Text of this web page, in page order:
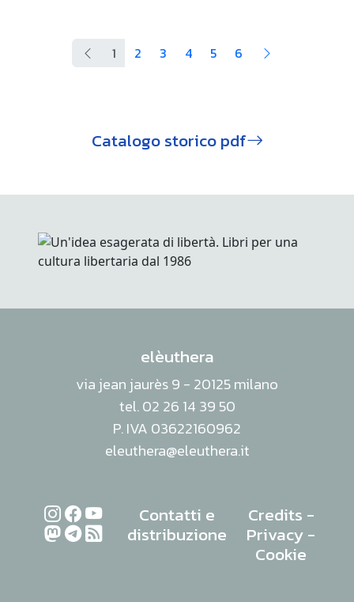
1 2 3 4 5 6
Catalogo storico pdf
elèuthera
via jean jaurès 9 - 20125 milano
tel. 02 26 14 39 50
P. IVA 03622160962
eleuthera@eleuthera.it
Contatti e
distribuzione
Credits -
Privacy-
Cookie